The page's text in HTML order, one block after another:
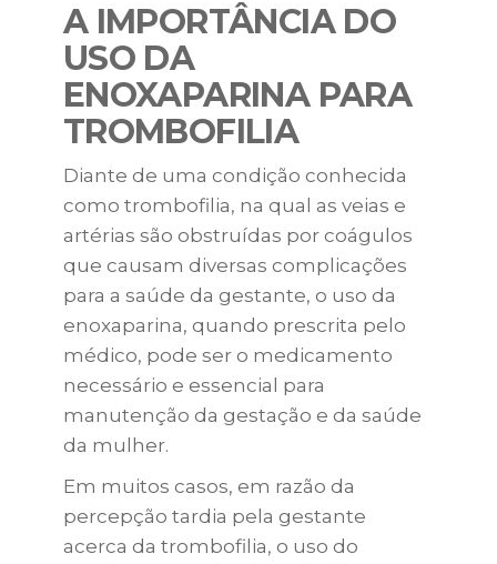
A IMPORTÂNCIA DO
USO DA
ENOXAPARINA PARA
TROMBOFILIA
Diante de uma condição conhecida
como trombofilia, na qual as veias e
artérias são obstruídas por coágulos
que causam diversas complicações
para a saúde da gestante, o uso da
enoxaparina, quando prescrita pelo
médico, pode ser o medicamento
necessário e essencial para
manutenção da gestação e da saúde
da mulher.
Em muitos casos, em razão da
percepção tardia pela gestante
acerca da trombofilia, o uso do